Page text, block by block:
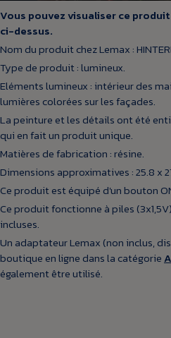
Vous pouvez visualiser ce
ci-dessus.
Nom du produit chez Lemax :
Type de produit : lumineux.
Eléments lumineux : intérieur des
lumières colorées sur les façades.
La peinture et les détails ont été
qui en fait un produit unique.
Matières de fabrication : résine.
Dimensions approximatives : 25.8 x
Ce produit est équipé d'un bouton
Ce produit fonctionne à piles
incluses.
Un adaptateur Lemax (non inclus,
boutique en ligne dans la catégorie
également être utilisé.